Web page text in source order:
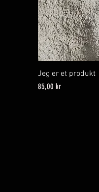
Jeg er et produkt
Pris
85,00 kr